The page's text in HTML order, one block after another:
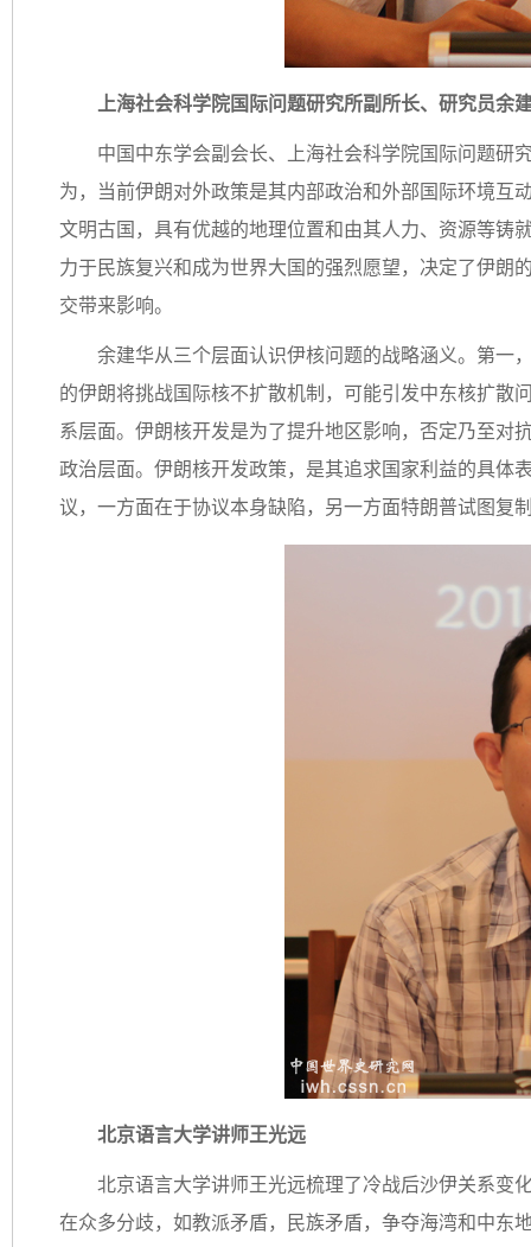
上海社会科学院国际问题研究所副所长、研究员余
中国中东学会副会长、上海社会科学院国际问题研
为，当前伊朗对外政策是其内部政治和外部国际环境互
文明古国，具有优越的地理位置和由其人力、资源等铸
力于民族复兴和成为世界大国的强烈愿望，决定了伊朗
交带来影响。
余建华从三个层面认识伊核问题的战略涵义。第一
的伊朗将挑战国际核不扩散机制，可能引发中东核扩散
系层面。伊朗核开发是为了提升地区影响，否定乃至对
政治层面。伊朗核开发政策，是其追求国家利益的具体
议，一方面在于协议本身缺陷，另一方面特朗普试图复
北京语言大学讲师王光远
北京语言大学讲师王光远梳理了冷战后沙伊关系变
在众多分歧，如教派矛盾，民族矛盾，争夺海湾和中东